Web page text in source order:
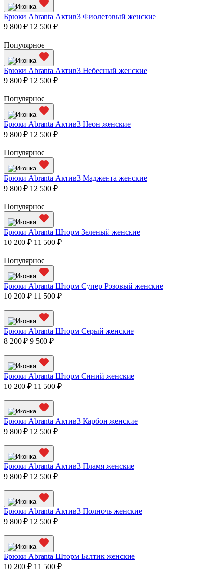
Брюки Abranta Актив3 Фиолетовый женские
9 800 ₽ 12 500 ₽
Популярное
Брюки Abranta Актив3 Небесный женские
9 800 ₽ 12 500 ₽
Популярное
Брюки Abranta Актив3 Неон женские
9 800 ₽ 12 500 ₽
Популярное
Брюки Abranta Актив3 Маджента женские
9 800 ₽ 12 500 ₽
Популярное
Брюки Abranta Шторм Зеленый женские
10 200 ₽ 11 500 ₽
Популярное
Брюки Abranta Шторм Супер Розовый женские
10 200 ₽ 11 500 ₽
Брюки Abranta Шторм Серый женские
8 200 ₽ 9 500 ₽
Брюки Abranta Шторм Синий женские
10 200 ₽ 11 500 ₽
Брюки Abranta Актив3 Карбон женские
9 800 ₽ 12 500 ₽
Брюки Abranta Актив3 Пламя женские
9 800 ₽ 12 500 ₽
Брюки Abranta Актив3 Полночь женские
9 800 ₽ 12 500 ₽
Брюки Abranta Шторм Балтик женские
10 200 ₽ 11 500 ₽